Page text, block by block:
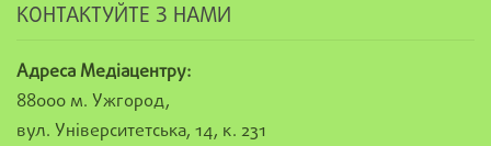
КОНТАКТУЙТЕ З НАМИ
Адреса Медіацентру:
88000 м. Ужгород,
вул. Університетська, 14, к. 231